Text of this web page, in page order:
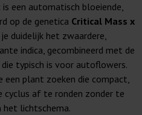
een automatisch bloeiende,
op de genetica Critical Mass x
duidelijk het zwaardere,
indica, gecombineerd met de
typisch is voor autoflowers.
een plant zoeken die compact,
cyclus af te ronden zonder te
het lichtschema.